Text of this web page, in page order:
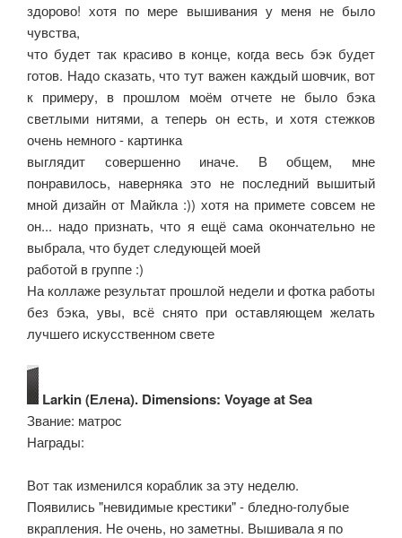
здорово! хотя по мере вышивания у меня не было
чувства,
что будет так красиво в конце, когда весь бэк будет
готов. Надо сказать, что тут важен каждый шовчик, вот
к примеру, в прошлом моём отчете не было бэка
светлыми нитями, а теперь он есть, и хотя стежков
очень немного - картинка
выглядит совершенно иначе. В общем, мне
понравилось, наверняка это не последний вышитый
мной дизайн от Майкла :)) хотя на примете совсем не
он... надо признать, что я ещё сама окончательно не
выбрала, что будет следующей моей
работой в группе :)
На коллаже результат прошлой недели и фотка работы
без бэка, увы, всё снято при оставляющем желать
лучшего искусственном свете
Larkin (Елена). Dimensions: Voyage at Sea
Звание: матрос
Награды:
Вот так изменился кораблик за эту неделю.
Появились "невидимые крестики" - бледно-голубые
вкрапления. Не очень, но заметны. Вышивала я по